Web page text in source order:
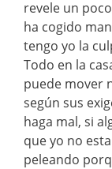
revele un
ha cogido
tengo yo la
Todo en la
puede mover
según sus
haga mal, si
que yo no
peleando